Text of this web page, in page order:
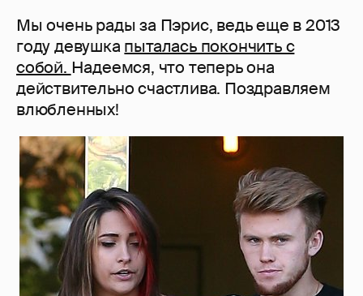
Мы очень рады за Пэрис, ведь еще в 2013
году девушка пыталась покончить с
собой. Надеемся, что теперь она
действительно счастлива. Поздравляем
влюбленных!